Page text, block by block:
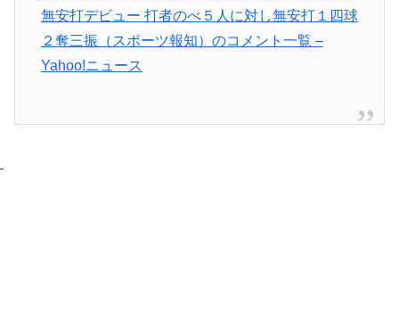
無安打デビュー 打者のべ５人に対し無安打１四球
２奪三振（スポーツ報知）のコメント一覧 –
Yahoo!ニュース